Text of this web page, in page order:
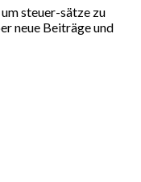
steuer-sätze zu
neue Beiträge und